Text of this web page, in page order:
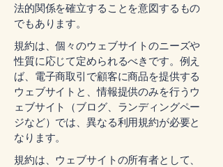
法的関係を確立することを意図するもの
でもあります。
規約は、個々のウェブサイトのニーズや
性質に応じて定められるべきです。例え
ば、電子商取引で顧客に商品を提供する
ウェブサイトと、情報提供のみを行うウ
ェブサイト（ブログ、ランディングペー
ジなど）では、異なる利用規約が必要と
なります。
規約は、ウェブサイトの所有者として、